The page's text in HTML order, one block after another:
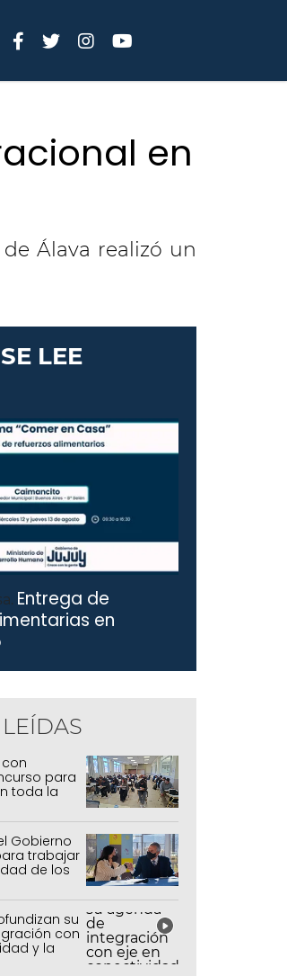
en
Álava realizó un
LEE
Entrega de
en
para
toda la
Gobierno
trabajar
de los
y
su
con
y la
de Jama